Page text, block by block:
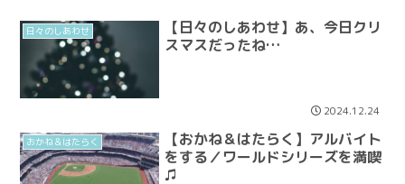
日々のしあわせ
【日々のしあわせ】あ、今日クリ
スマスだったね…
2024.12.24
おかね＆はたらく
【おかね＆はたらく】アルバイト
をする／ワールドシリーズを満喫
♫